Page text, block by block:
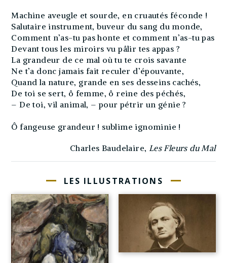
Machine aveugle et sourde, en cruautés féconde !
Salutaire instrument, buveur du sang du monde,
Comment n’as-tu pas honte et comment n’as-tu pas
Devant tous les miroirs vu pâlir tes appas ?
La grandeur de ce mal où tu te crois savante
Ne t’a donc jamais fait reculer d’épouvante,
Quand la nature, grande en ses desseins cachés,
De toi se sert, ô femme, ô reine des péchés,
– De toi, vil animal, – pour pétrir un génie ?
Ô fangeuse grandeur ! sublime ignominie !
Charles Baudelaire, Les Fleurs du Mal
LES ILLUSTRATIONS